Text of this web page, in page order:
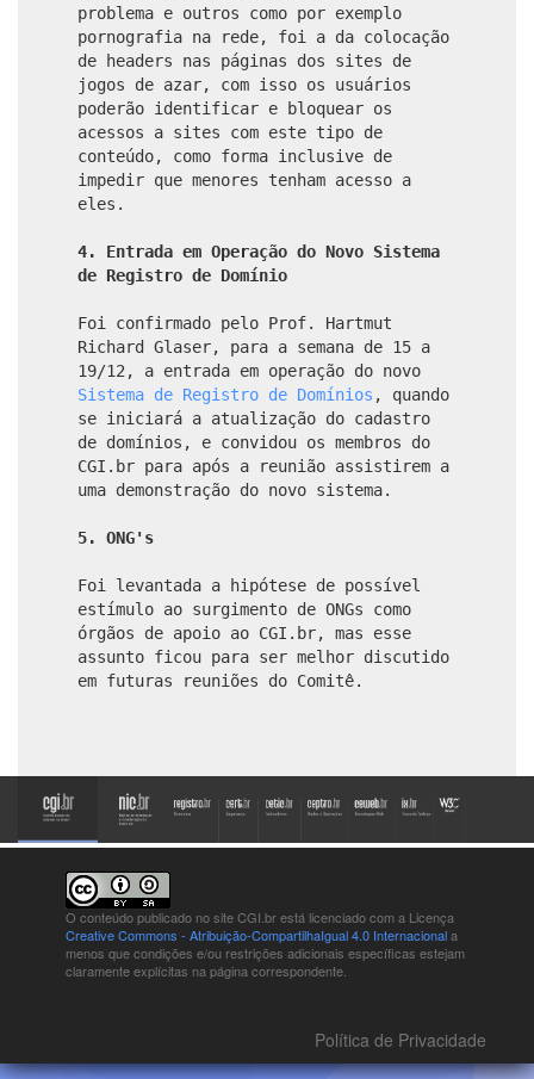
problema e outros como por exemplo
pornografia na rede, foi a da colocação
de headers nas páginas dos sites de
jogos de azar, com isso os usuários
poderão identificar e bloquear os
acessos a sites com este tipo de
conteúdo, como forma inclusive de
impedir que menores tenham acesso a
eles.
4. Entrada em Operação do Novo Sistema
de Registro de Domínio
Foi confirmado pelo Prof. Hartmut
Richard Glaser, para a semana de 15 a
19/12, a entrada em operação do novo
Sistema de Registro de Domínios , quando
se iniciará a atualização do cadastro
de domínios, e convidou os membros do
CGI.br para após a reunião assistirem a
uma demonstração do novo sistema.
5. ONG's
Foi levantada a hipótese de possível
estímulo ao surgimento de ONGs como
órgãos de apoio ao CGI.br, mas esse
assunto ficou para ser melhor discutido
em futuras reuniões do Comitê.
O conteúdo publicado no site CGI.br está licenciado com a Licença
Creative Commons - Atribuição-CompartilhaIgual 4.0 Internacionala
menos que condições e/ou restrições adicionais específicas estejam
claramente explícitas na página correspondente.
Política de Privacidade